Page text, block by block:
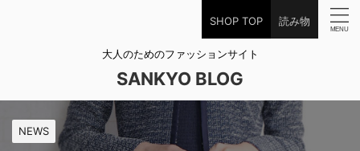
SHOP TOP 読み物
大人のためのファッションサイト
SANKYO BLOG
NEWS